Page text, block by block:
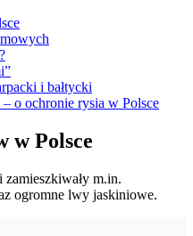
i bałtycki
o ochronie rysia w Polsce
w Polsce
zamieszkiwały m.in.
ogromne lwy jaskiniowe.